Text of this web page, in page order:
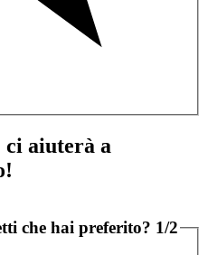
aiuterà a
che hai preferito? 1/2